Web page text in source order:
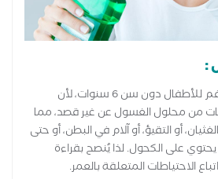
:
يحظر استخدام غسول الفم للأطفال دون سن 6 سنوات، لأن
من محلول الغسول عن غير قصد، مما
أو التقيؤ، أو آلام في البطن، أو حتى
على الكحول. لذا يُنصح بقراءة
الاحتياطات المتعلقة بالعمر.